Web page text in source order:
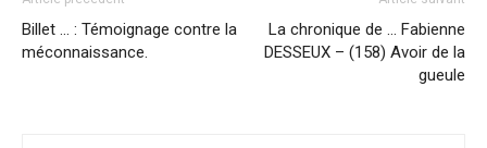
Billet … : Témoignage contre la
méconnaissance.
La chronique de … Fabienne
DESSEUX – (158) Avoir de la
gueule